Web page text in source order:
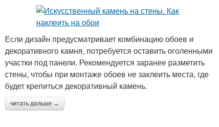
Если дизайн предусматривает комбинацию обоев и
декоративного камня, потребуется оставить оголенными
участки под панели. Рекомендуется заранее разметить
стены, чтобы при монтаже обоев не заклеить места, где
будет крепиться декоративный камень.
читать дальше →